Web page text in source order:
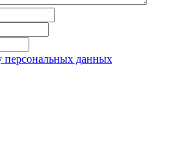
персональных данных